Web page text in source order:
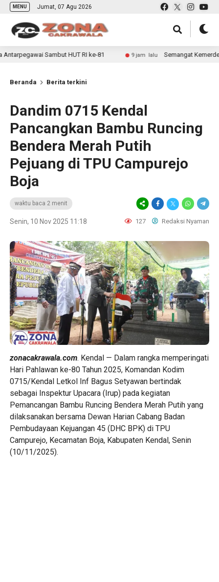
MENU Jumat, 07 Agu 2026
Sambut HUT RI ke-81 9 jam lalu Semangat Kemerdekaan
Beranda Berita terkini
Dandim 0715 Kendal
Pancangkan Bambu Runcing
Bendera Merah Putih
Pejuang di TPU Campurejo
Boja
waktu baca 2 menit
Senin, 10 Nov 2025 11:18 127 Redaksi Nyaman
zonacakrawala.com. Kendal — Dalam rangka memperingati
Hari Pahlawan ke-80 Tahun 2025, Komandan Kodim
0715/Kendal Letkol Inf Bagus Setyawan bertindak
sebagai Inspektur Upacara (Irup) pada kegiatan
Pemancangan Bambu Runcing Bendera Merah Putih yang
dilaksanakan bersama Dewan Harian Cabang Badan
Pembudayaan Kejuangan 45 (DHC BPK) di TPU
Campurejo, Kecamatan Boja, Kabupaten Kendal, Senin
(10/11/2025).